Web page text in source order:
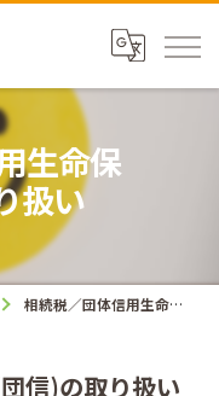
生命保
扱い
相続税／団体信用生命保険(団信)の取り扱い
信)の取り扱い